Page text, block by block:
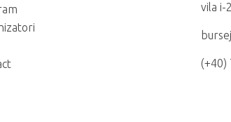
vila i-
(+40)